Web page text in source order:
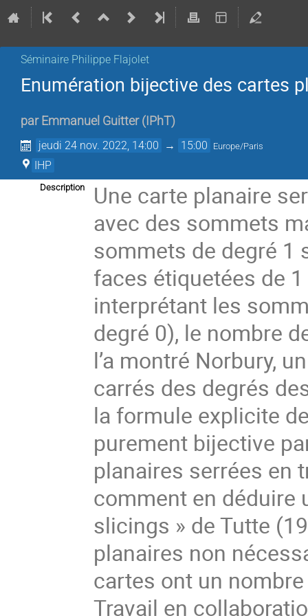
Séminaire Philippe Flajolet
Enumération bijective des cartes
par Emmanuel Guitter ( IPhT)
jeudi 24 nov. 2022, 14:00 → 15:00 Europe/Paris
IHP
Description
Une carte planaire
avec des sommets
sommets de degré 1
faces étiquetées de
interprétant les
degré 0), le nombre
l’a montré Norbury,
carrés des degrés
la formule explicite
purement bijective
planaires serrées en
comment en déduire
slicings » de Tutte
planaires non
cartes ont un
Travail en